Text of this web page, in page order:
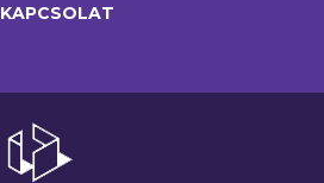
KAPCSOLAT